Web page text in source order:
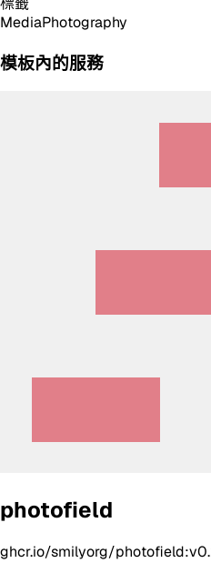
MediaPhotography
模板內的服務
photofield
ghcr.io/smilyorg/